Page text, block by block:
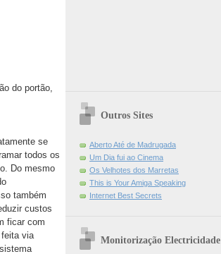
do portão,
se
todos os
Do mesmo
também
custos
ficar com
via
Outros Sites
Aberto Até de Madrugada
Um Dia fui ao Cinema
Os Velhotes dos Marretas
This is Your Amiga Speaking
Internet Best Secrets
Monitorização Electricidade